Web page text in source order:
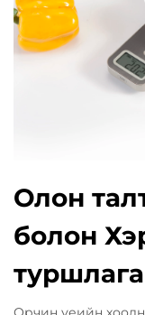
Олон
болон
туршлага